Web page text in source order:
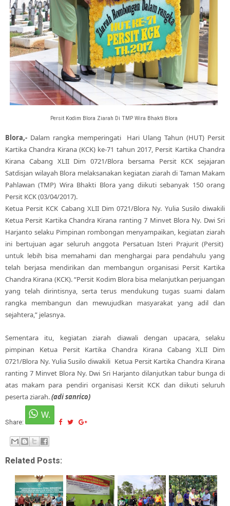
Persit Kodim Blora Ziarah Di TMP Wira Bhakti Blora
Blora,- Dalam rangka memperingati Hari Ulang Tahun (HUT) Persit
Kartika Chandra Kirana (KCK) ke-71 tahun 2017, Persit Kartika Chandra
Kirana Cabang XLII Dim 0721/Blora bersama Persit KCK sejajaran
Satdisjan wilayah Blora melaksanakan kegiatan ziarah di Taman Makam
Pahlawan (TMP) Wira Bhakti Blora yang diikuti sebanyak 150 orang
Persit KCK (03/04/2017).
Ketua Persit KCK Cabang XLII Dim 0721/Blora Ny. Yulia Susilo diwakili
Ketua Persit Kartika Chandra Kirana ranting 7 Minvet Blora Ny. Dwi Sri
Harjanto selaku Pimpinan rombongan menyampaikan, kegiatan ziarah
ini bertujuan agar seluruh anggota Persatuan Isteri Prajurit (Persit)
untuk lebih bisa memahami dan menghargai para pendahulu yang
telah berjasa mendirikan dan membangun organisasi Persit Kartika
Chandra Kirana (KCK). “Persit Kodim Blora bisa melanjutkan perjuangan
yang telah dirintisnya, serta terus mendukung tugas suami dalam
rangka membangun dan mewujudkan masyarakat yang adil dan
sejahtera,” jelasnya.
Sementara itu, kegiatan ziarah diawali dengan upacara, selaku
pimpinan Ketua Persit Kartika Chandra Kirana Cabang XLII Dim
0721/Blora Ny. Yulia Susilo diwakili Ketua Persit Kartika Chandra Kirana
ranting 7 Minvet Blora Ny. Dwi Sri Harjanto dilanjutkan tabur bunga di
atas makam para pendiri organisasi Kersit KCK dan diikuti seluruh
peserta ziarah.(adi sanrico)
Share:
Related Posts: